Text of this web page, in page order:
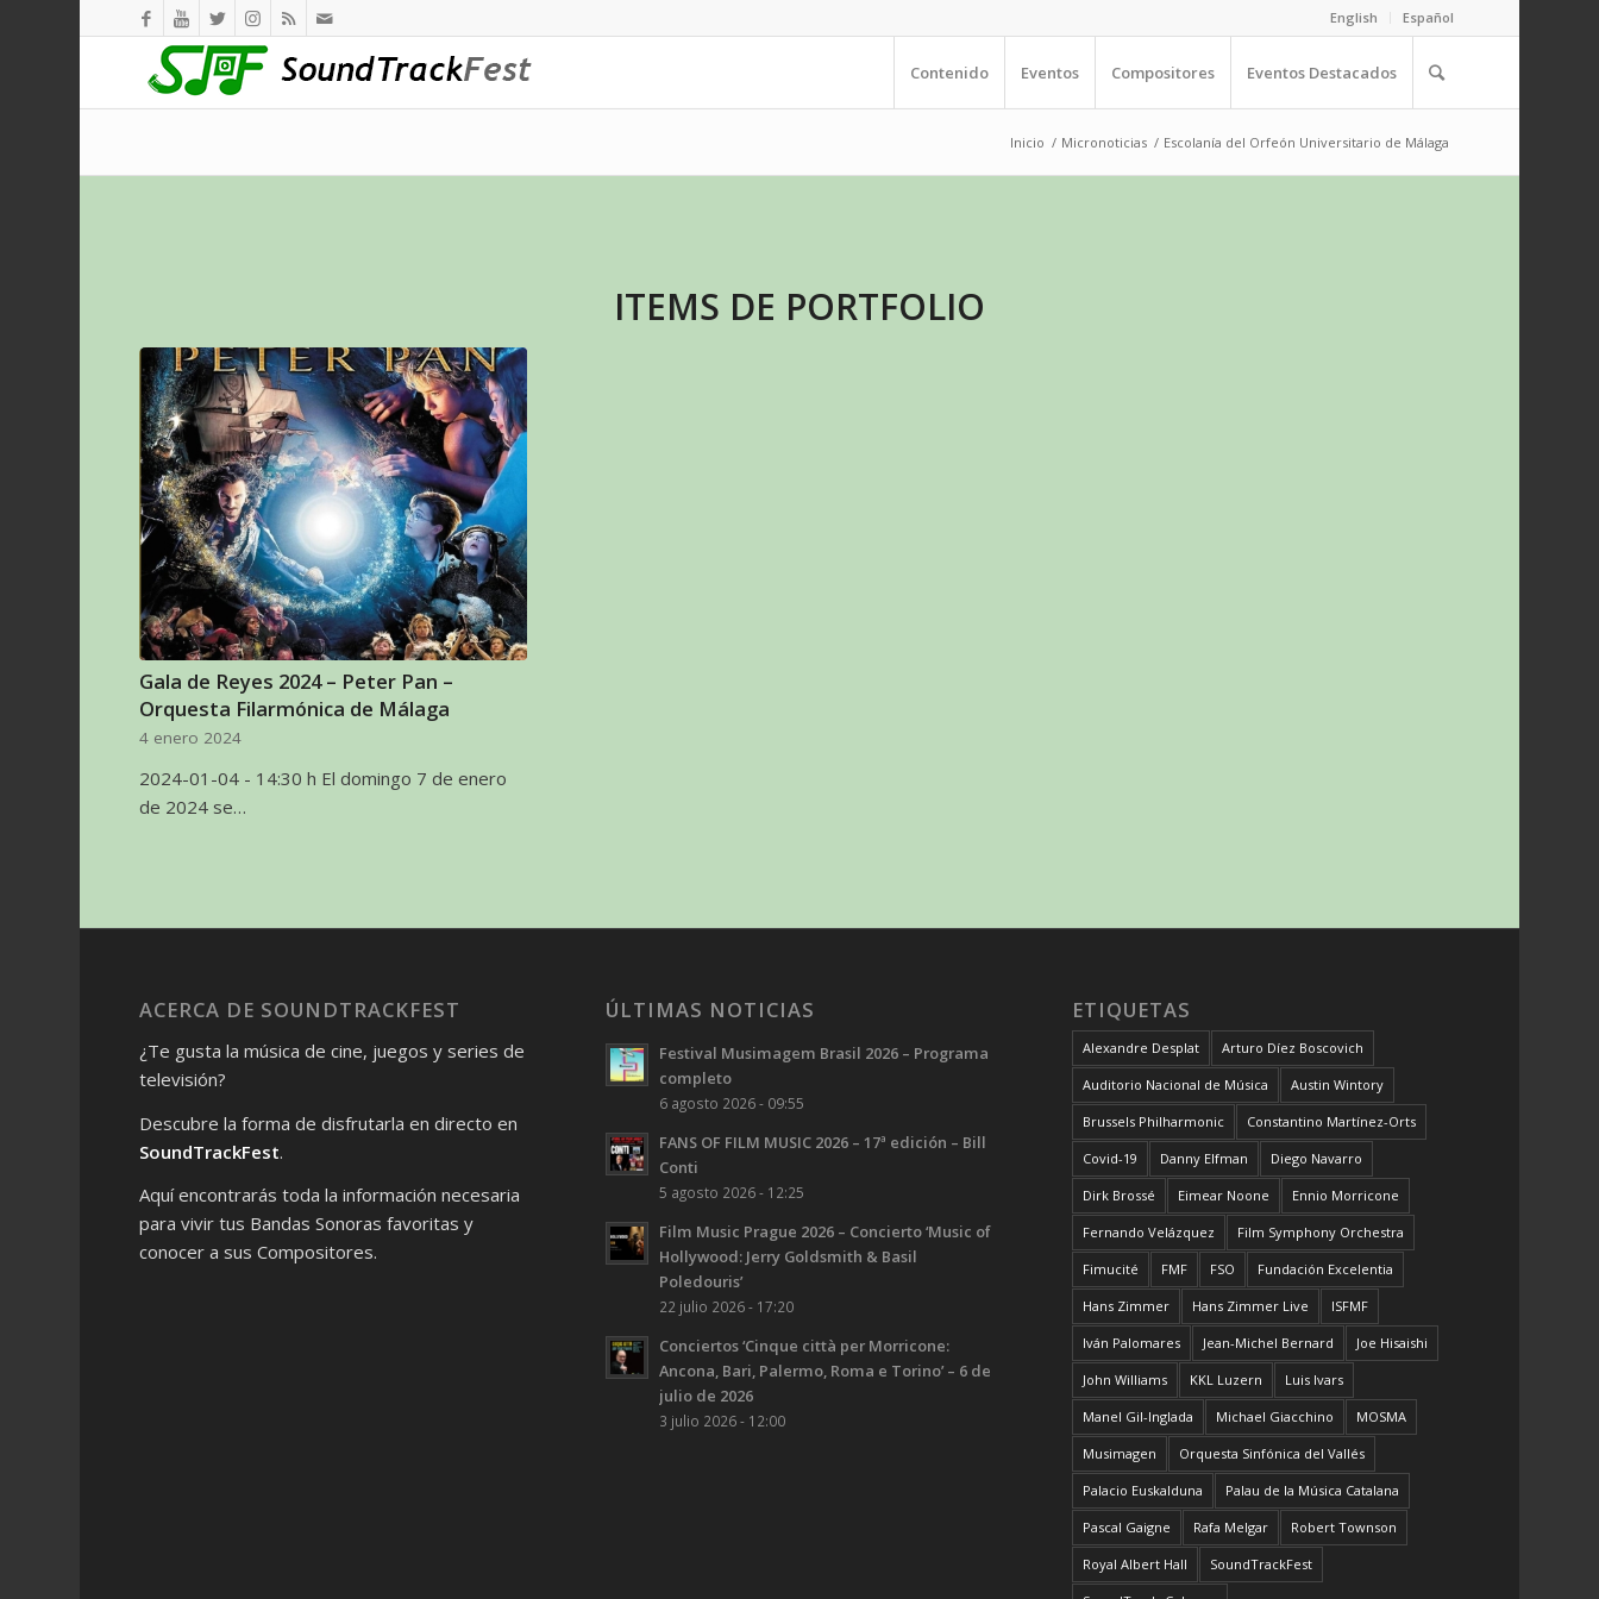
English Español
Contenido Eventos Compositores Eventos Destacados
Inicio / Micronoticias / Escolanía del Orfeón Universitario de Málaga
ITEMS DE PORTFOLIO
Gala de Reyes 2024 – Peter Pan –
Orquesta Filarmónica de Málaga
4 enero 2024
2024-01-04 - 14:30 h El domingo 7 de enero
de 2024 se…
ACERCA DE SOUNDTRACKFEST
¿Te gusta la música de cine, juegos y series de
televisión?
Descubre la forma de disfrutarla en directo en
SoundTrackFest.
Aquí encontrarás toda la información necesaria
para vivir tus Bandas Sonoras favoritas y
conocer a sus Compositores.
ÚLTIMAS NOTICIAS
Festival Musimagem Brasil 2026 – Programa
completo
6 agosto 2026 - 09:55
FANS OF FILM MUSIC 2026 – 17ª edición – Bill
Conti
5 agosto 2026 - 12:25
Film Music Prague 2026 – Concierto ‘Music of
Hollywood: Jerry Goldsmith & Basil
Poledouris’
22 julio 2026 - 17:20
Conciertos ‘Cinque città per Morricone:
Ancona, Bari, Palermo, Roma e Torino’ – 6 de
julio de 2026
3 julio 2026 - 12:00
ETIQUETAS
Alexandre Desplat Arturo Díez Boscovich
Auditorio Nacional de Música Austin Wintory
Brussels Philharmonic Constantino Martínez-Orts
Covid-19 Danny Elfman Diego Navarro
Dirk Brossé Eimear Noone Ennio Morricone
Fernando Velázquez Film Symphony Orchestra
Fimucité FMF FSO Fundación Excelentia
Hans Zimmer Hans Zimmer Live ISFMF
Iván Palomares Jean-Michel Bernard Joe Hisaishi
John Williams KKL Luzern Luis Ivars
Manel Gil-Inglada Michael Giacchino MOSMA
Musimagen Orquesta Sinfónica del Vallés
Palacio Euskalduna Palau de la Música Catalana
Pascal Gaigne Rafa Melgar Robert Townson
Royal Albert Hall SoundTrackFest